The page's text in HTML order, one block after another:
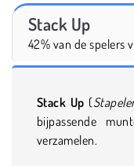
Stack Up
42% van de spelers
Stack Up (
bijpassende
verzamelen.